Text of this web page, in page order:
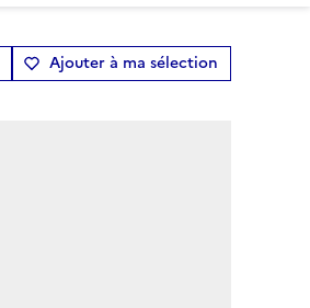
Ajouter à ma sélection